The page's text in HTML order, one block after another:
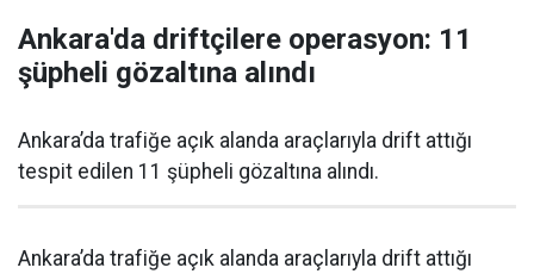
Ankara'da driftçilere operasyon: 11
şüpheli gözaltına alındı
Ankara’da trafiğe açık alanda araçlarıyla drift attığı
tespit edilen 11 şüpheli gözaltına alındı.
Ankara’da trafiğe açık alanda araçlarıyla drift attığı